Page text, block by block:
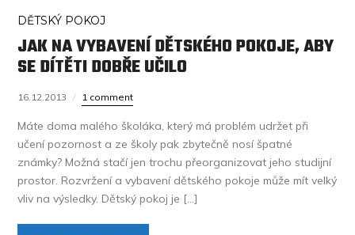
DĚTSKÝ POKOJ
JAK NA VYBAVENÍ DĚTSKÉHO POKOJE, ABY
SE DÍTĚTI DOBŘE UČILO
16.12.2013 1 comment
Máte doma malého školáka, který má problém udržet při
učení pozornost a ze školy pak zbytečně nosí špatné
známky? Možná stačí jen trochu přeorganizovat jeho studijní
prostor. Rozvržení a vybavení dětského pokoje může mít velký
vliv na výsledky. Dětský pokoj je […]